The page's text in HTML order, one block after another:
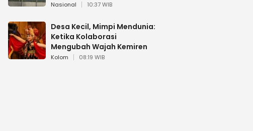
Nasional 10:37 WIB
Desa Kecil, Mimpi Mendunia:
Ketika Kolaborasi
Mengubah Wajah Kemiren
Kolom 08:19 WIB